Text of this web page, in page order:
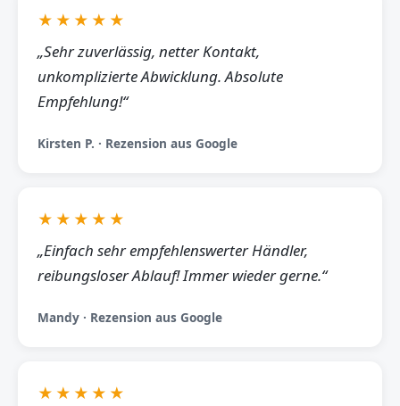
★★★★★
„Sehr zuverlässig, netter Kontakt,
unkomplizierte Abwicklung. Absolute
Empfehlung!“
Kirsten P. · Rezension aus Google
★★★★★
„Einfach sehr empfehlenswerter Händler,
reibungsloser Ablauf! Immer wieder gerne.“
Mandy · Rezension aus Google
★★★★★